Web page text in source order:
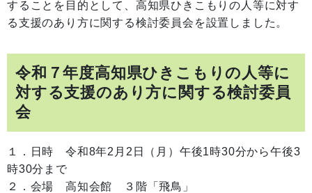
することを目的として、高知県ひきこもりの人等に対す
る支援のあり方に関する検討委員会を設置しました。
令和７年度高知県ひきこもりの人等に
対する支援のあり方に関する検討委員
会
１．日時 令和8年2月2日（月）午後1時30分から午後3
時30分まで
２．会場 高知会館 ３階「飛鳥」